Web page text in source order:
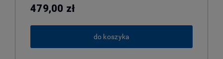
479,00 zł
do koszyka